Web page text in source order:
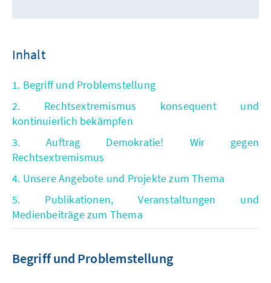
Inhalt
1. Begriff und Problemstellung
2. Rechtsextremismus konsequent und
kontinuierlich bekämpfen
3. Auftrag Demokratie! Wir gegen
Rechtsextremismus
4. Unsere Angebote und Projekte zum Thema
5. Publikationen, Veranstaltungen und
Medienbeiträge zum Thema
Begriff und Problemstellung